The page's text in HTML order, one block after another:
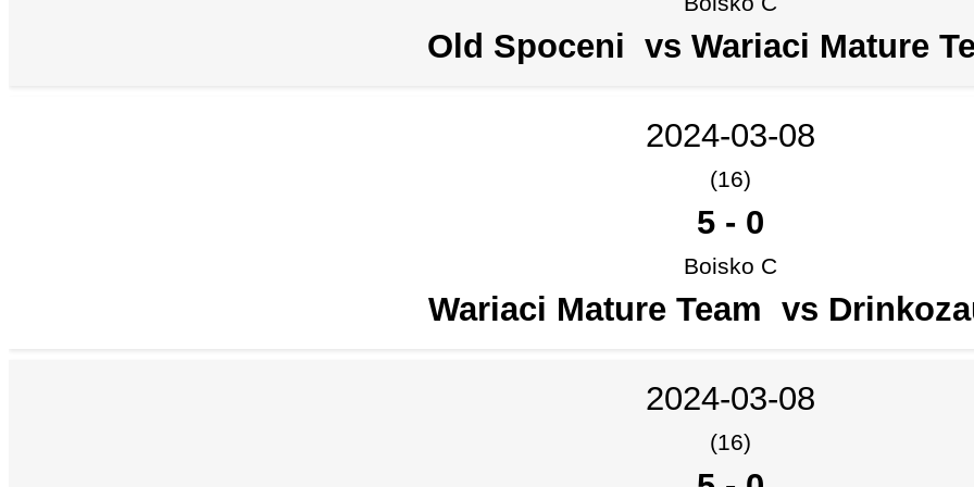
Old Spoceni vs Wariaci Mature
2024-03-08
(16)
5 - 0
Boisko C
Wariaci Mature Team vs
2024-03-08
(16)